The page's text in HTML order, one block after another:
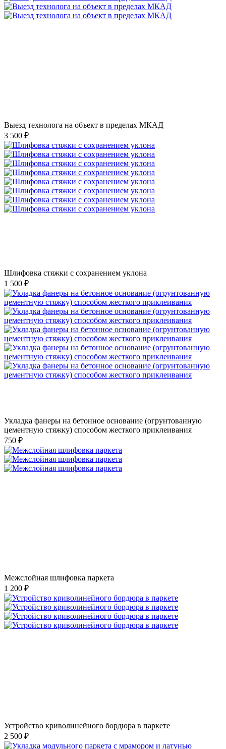
Выезд технолога на объект в пределах МКАД
3 500 ₽
Шлифовка стяжки с сохранением уклона
1 500 ₽
Укладка фанеры на бетонное основание (огрунтованную
цементную стяжку) способом жесткого приклеивания
750 ₽
Межслойная шлифовка паркета
1 200 ₽
Устройство криволинейного бордюра в паркете
2 500 ₽